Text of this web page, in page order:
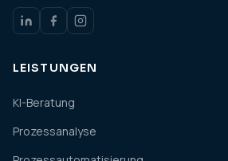
LEISTUNGEN
KI-Beratung
Prozessanalyse